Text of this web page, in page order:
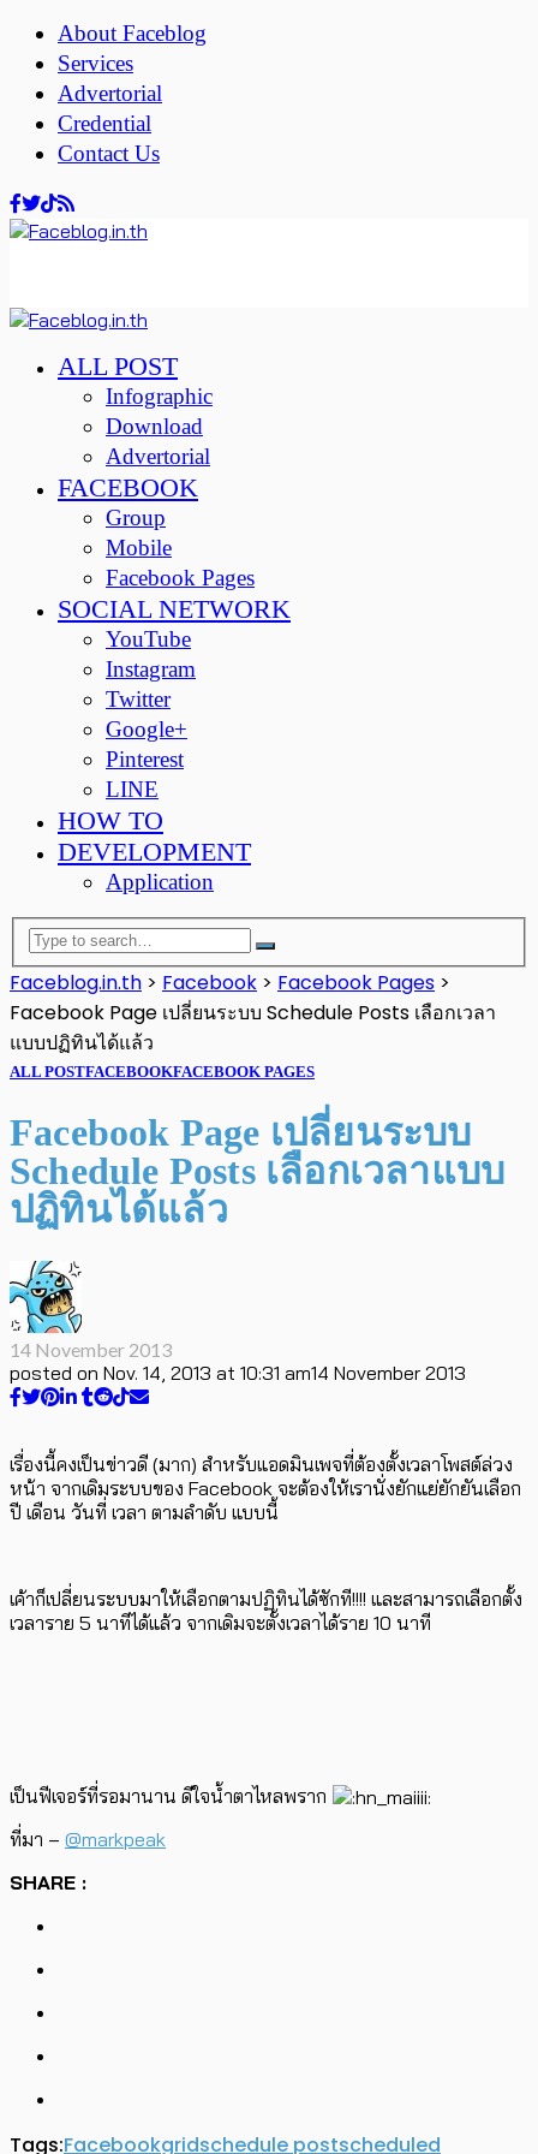
About Faceblog
Services
Advertorial
Credential
Contact Us
ALL POST
Infographic
Download
Advertorial
FACEBOOK
Group
Mobile
Facebook Pages
SOCIAL NETWORK
YouTube
Instagram
Twitter
Google+
Pinterest
LINE
HOW TO
DEVELOPMENT
Application
Faceblog.in.th > Facebook > Facebook Pages >
Facebook Page เปลี่ยนระบบ Schedule Posts เลือกเวลา
แบบปฏิทินได้แล้ว
ALL POSTFACEBOOKFACEBOOK PAGES
Facebook Page เปลี่ยนระบบ
Schedule Posts เลือกเวลาแบบ
ปฏิทินได้แล้ว
14 November 2013
posted on Nov. 14, 2013 at 10:31 am14 November 2013
เรื่องนี้คงเป็นข่าวดี (มาก) สำหรับแอดมินเพจที่ต้องตั้งเวลาโพสต์ล่วง
หน้า จากเดิมระบบของ Facebook จะต้องให้เรานั่งยักแย่ยักยันเลือก
ปี เดือน วันที่ เวลา ตามลำดับ แบบนี้
เค้าก็เปลี่ยนระบบมาให้เลือกตามปฏิทินได้ซักที!!!! และสามารถเลือกตั้ง
เวลาราย 5 นาทีได้แล้ว จากเดิมจะตั้งเวลาได้ราย 10 นาที
เป็นฟีเจอร์ที่รอมานาน ดีใจน้ำตาไหลพราก
ที่มา – @markpeak
SHARE :
Tags:Facebookgridschedule postscheduled